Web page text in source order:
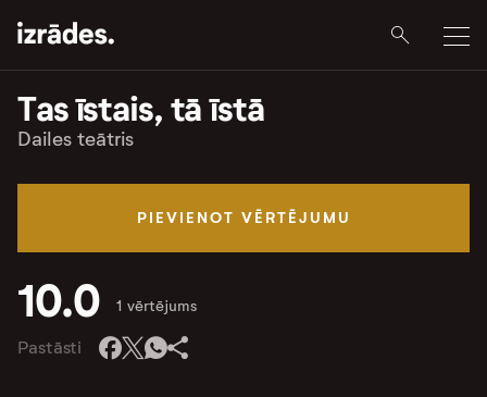
Tas īstais, tā īstā
Dailes teātris
PIEVIENOT VĒRTĒJUMU
10.0 1 vērtējums
Pastāsti